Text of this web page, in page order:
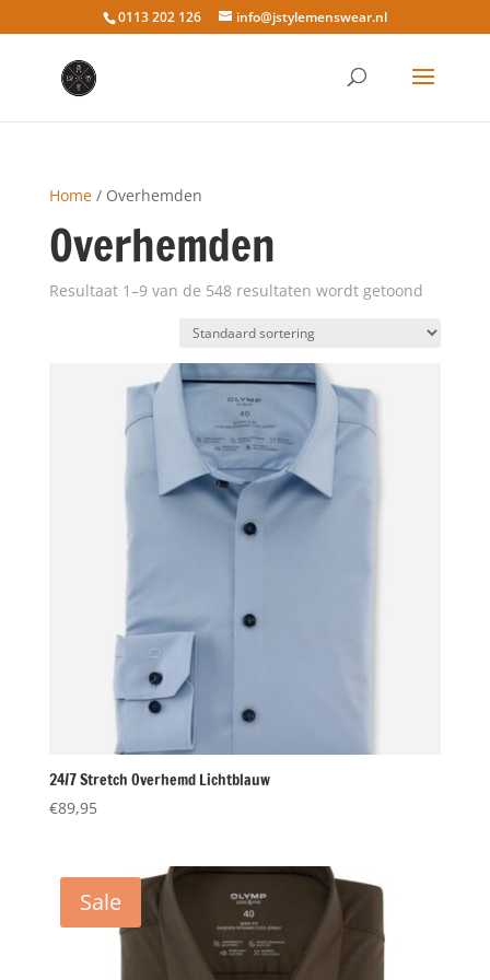
0113 202 126 info@jstylemenswear.nl
Home/ Overhemden
Overhemden
Resultaat 1–9 van de 548 resultaten wordt getoond
24/7 Stretch Overhemd Lichtblauw
€89,95
Sale